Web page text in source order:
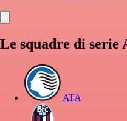
Le squadre di serie
ATA